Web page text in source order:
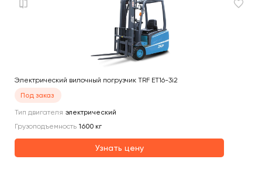
Электрический вилочный погрузчик TRF ET16-3i2
Под заказ
Тип двигателя электрический
Грузоподъемность 1600 кг
Узнать цену